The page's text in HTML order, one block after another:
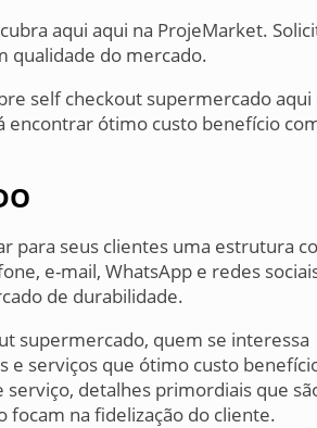
aqui aqui na ProjeMarket.
qualidade do mercado.
self checkout supermercado aqui
encontrar ótimo custo benefício
para seus clientes uma estrutura
e-mail, WhatsApp e redes
de durabilidade.
supermercado, quem se interessa
e serviços que ótimo custo
detalhes primordiais que
focam na fidelização do cliente.